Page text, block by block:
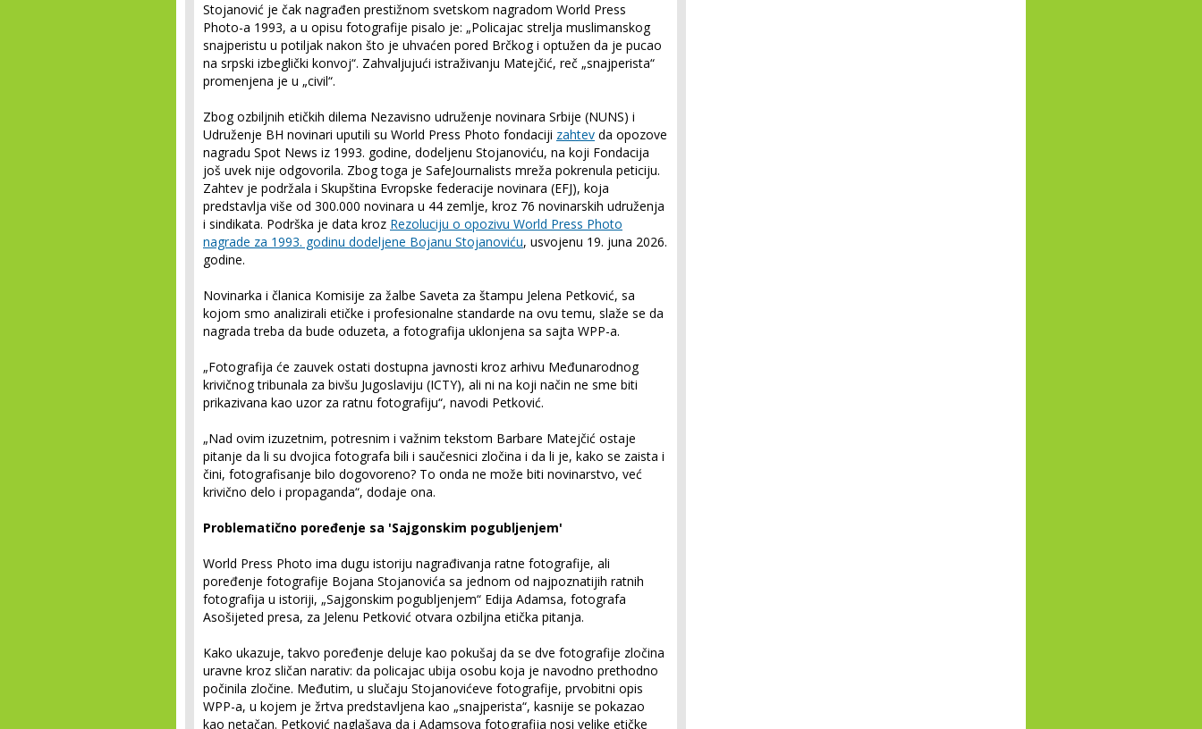
Stojanović je čak nagrađen prestižnom svetskom nagradom World Press
Photo-a 1993, a u opisu fotografije pisalo je: „Policajac strelja muslimanskog
snajperistu u potiljak nakon što je uhvaćen pored Brčkog i optužen da je pucao
na srpski izbeglički konvoj“. Zahvaljujući istraživanju Matejčić, reč „snajperista“
promenjena je u „civil“.
Zbog ozbiljnih etičkih dilema Nezavisno udruženje novinara Srbije (NUNS) i
Udruženje BH novinari uputili su World Press Photo fondaciji zahtev da opozove
nagradu Spot News iz 1993. godine, dodeljenu Stojanoviću, na koji Fondacija
još uvek nije odgovorila. Zbog toga je SafeJournalists mreža pokrenula peticiju.
Zahtev je podržala i Skupština Evropske federacije novinara (EFJ), koja
predstavlja više od 300.000 novinara u 44 zemlje, kroz 76 novinarskih udruženja
i sindikata. Podrška je data kroz Rezoluciju o opozivu World Press Photo
nagrade za 1993. godinu dodeljene Bojanu Stojanoviću, usvojenu 19. juna 2026.
godine.
Novinarka i članica Komisije za žalbe Saveta za štampu Jelena Petković, sa
kojom smo analizirali etičke i profesionalne standarde na ovu temu, slaže se da
nagrada treba da bude oduzeta, a fotografija uklonjena sa sajta WPP-a.
„Fotografija će zauvek ostati dostupna javnosti kroz arhivu Međunarodnog
krivičnog tribunala za bivšu Jugoslaviju (ICTY), ali ni na koji način ne sme biti
prikazivana kao uzor za ratnu fotografiju“, navodi Petković.
„Nad ovim izuzetnim, potresnim i važnim tekstom Barbare Matejčić ostaje
pitanje da li su dvojica fotografa bili i saučesnici zločina i da li je, kako se zaista i
čini, fotografisanje bilo dogovoreno? To onda ne može biti novinarstvo, već
krivično delo i propaganda“, dodaje ona.
Problematično poređenje sa 'Sajgonskim pogubljenjem'
World Press Photo ima dugu istoriju nagrađivanja ratne fotografije, ali
poređenje fotografije Bojana Stojanovića sa jednom od najpoznatijih ratnih
fotografija u istoriji, „Sajgonskim pogubljenjem“ Edija Adamsa, fotografa
Asošijeted presa, za Jelenu Petković otvara ozbiljna etička pitanja.
Kako ukazuje, takvo poređenje deluje kao pokušaj da se dve fotografije zločina
uravne kroz sličan narativ: da policajac ubija osobu koja je navodno prethodno
počinila zločine. Međutim, u slučaju Stojanovićeve fotografije, prvobitni opis
WPP-a, u kojem je žrtva predstavljena kao „snajperista“, kasnije se pokazao
kao netačan. Petković naglašava da i Adamsova fotografija nosi velike etičke